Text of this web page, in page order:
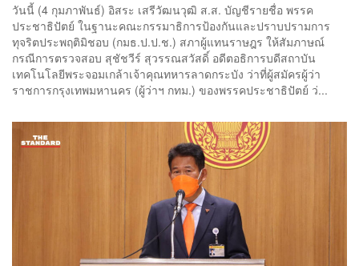
วันนี้ (4 กุมภาพันธ์) อิสระ เสรีวัฒนวุฒิ ส.ส. บัญชีรายชื่อ พรรค
ประชาธิปัตย์ ในฐานะคณะกรรมาธิการป้องกันและปราบปรามการ
ทุจริตประพฤติมิชอบ (กมธ.ป.ป.ช.) สภาผู้แทนราษฎร ให้สัมภาษณ์
กรณีการตรวจสอบ สุชัชวีร์ สุวรรณสวัสดิ์ อดีตอธิการบดีสถาบัน
เทคโนโลยีพระจอมเกล้าเจ้าคุณทหารลาดกระบัง ว่าที่ผู้สมัครผู้ว่า
ราชการกรุงเทพมหานคร (ผู้ว่าฯ กทม.) ของพรรคประชาธิปัตย์ ว่...